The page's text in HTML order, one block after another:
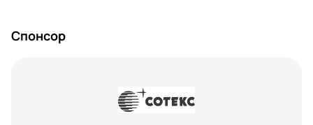
Спонсор